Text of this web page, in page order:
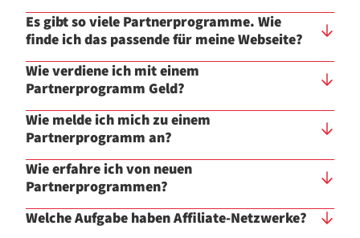
Es gibt so viele Partnerprogramme. Wie
finde ich das passende für meine Webseite?
Wie verdiene ich mit einem
Partnerprogramm Geld?
Wie melde ich mich zu einem
Partnerprogramm an?
Wie erfahre ich von neuen
Partnerprogrammen?
Welche Aufgabe haben Affiliate-Netzwerke?